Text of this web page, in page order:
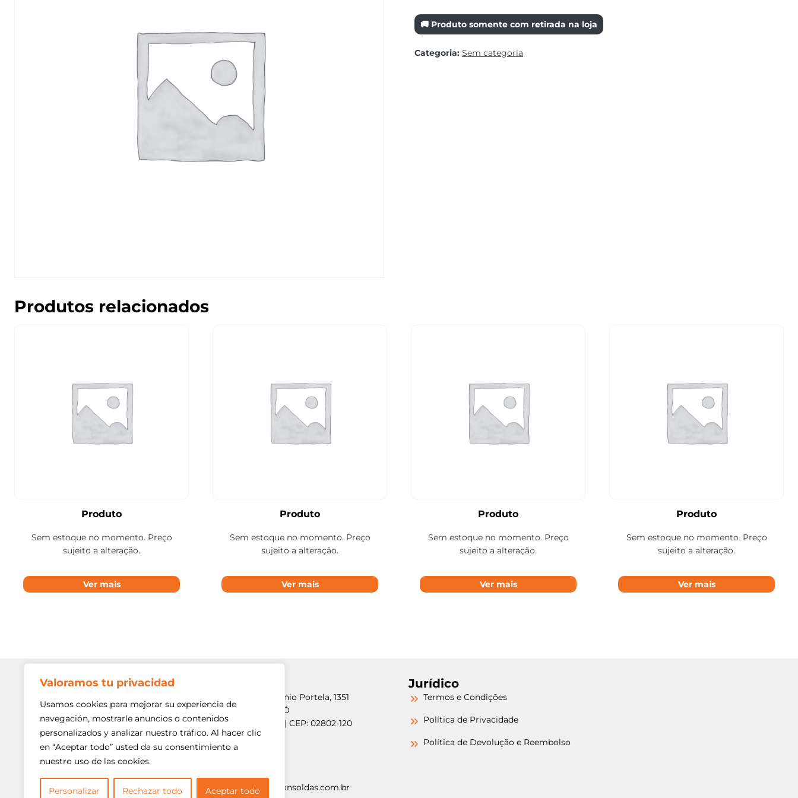
Valoramos tu privacidad
Usamos cookies para mejorar su experiencia de
navegación, mostrarle anuncios o contenidos
personalizados y analizar nuestro tráfico. Al hacer clic
en “Aceptar todo” usted da su consentimiento a
nuestro uso de las cookies.
Personalizar Rechazar todo Aceptar todo
🚚 Produto somente com retirada na loja
Categoria: Sem categoria
Produtos relacionados
Produto
Sem estoque no momento. Preço
sujeito a alteração.
Ver mais
Produto
Sem estoque no momento. Preço
sujeito a alteração.
Ver mais
Produto
Sem estoque no momento. Preço
sujeito a alteração.
Ver mais
Produto
Sem estoque no momento. Preço
sujeito a alteração.
Ver mais
Siga-nos!
Av. Min. Petrônio Portela, 1351
Freguesia do Ó
São Paulo/SP | CEP: 02802-120
contato@argonsoldas.com.br
Jurídico
Termos e Condições
Política de Privacidade
Política de Devolução e Reembolso